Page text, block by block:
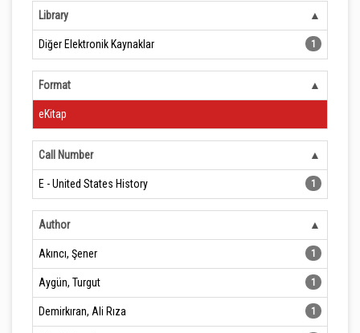
Library
Diğer Elektronik Kaynaklar 1
Format
eKitap
Call Number
E - United States History 1
Author
Akıncı, Şener 1
Aygün, Turgut 1
Demirkıran, Ali Rıza 1